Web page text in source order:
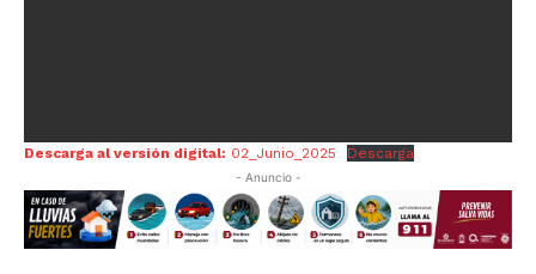
Descarga al versión digital: 02_Junio_2025 Descarga
- Anuncio -